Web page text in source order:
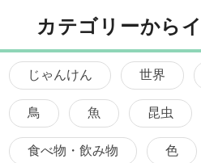
カテゴリーから
じゃんけん 世界
鳥 魚 昆虫
食べ物・飲み物 色